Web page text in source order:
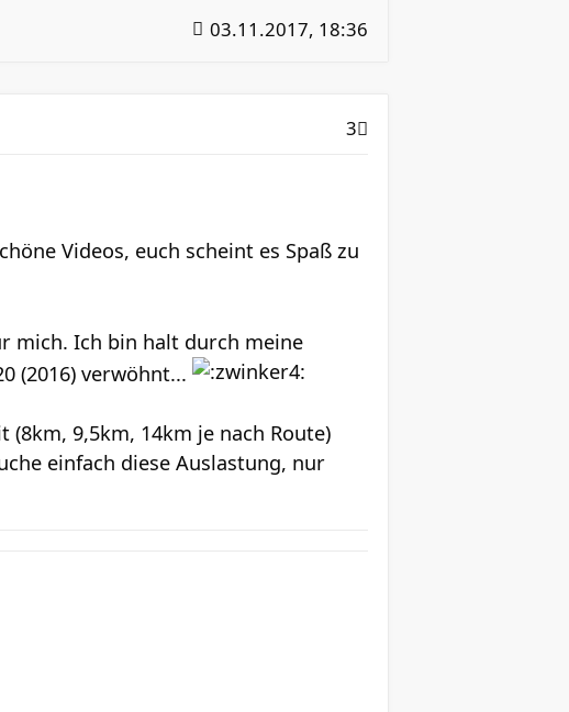
03.11.2017, 18:36
3
Videos, euch scheint es Spaß zu
mich. Ich bin halt durch meine
(2016) verwöhnt...
9,5km, 14km je nach Route)
einfach diese Auslastung, nur